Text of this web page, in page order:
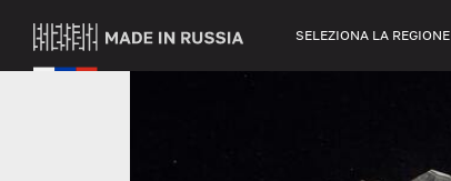
SELEZIONA LA REGIONE